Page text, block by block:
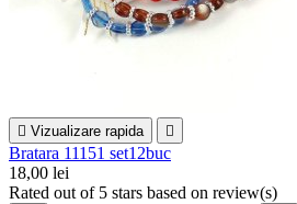
 Vizualizare rapida 
Bratara 11151 set12buc
18,00 lei
Rated out of 5 stars based on review(s)